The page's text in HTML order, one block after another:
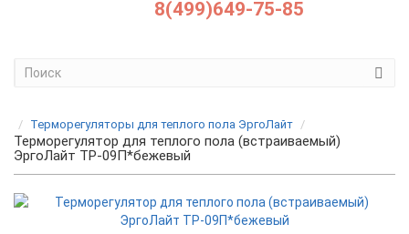
8(499)649-75-85
Терморегуляторы для теплого пола ЭргоЛайт
Терморегулятор для теплого пола (встраиваемый)
ЭргоЛайт ТР-09П*бежевый